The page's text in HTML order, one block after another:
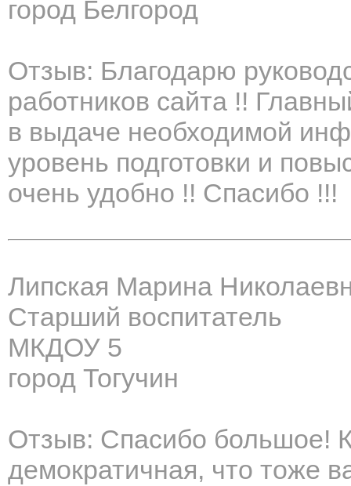
город Белгород
Отзыв: Благодарю
работников сайта !!
в выдаче необходимой
уровень подготовки и
очень удобно !! Спасибо !!!
Липская Марина
Старший воспитатель
МКДОУ 5
город Тогучин
Отзыв: Спасибо большое!
демократичная, что тоже